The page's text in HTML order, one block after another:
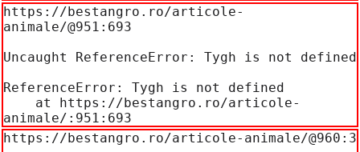
https://bestangro.ro/articole-
animale/@951:693
Uncaught ReferenceError: Tygh is not defined
ReferenceError: Tygh is not defined
animale/:951:693
https://bestangro.ro/articole-animale/@960:3